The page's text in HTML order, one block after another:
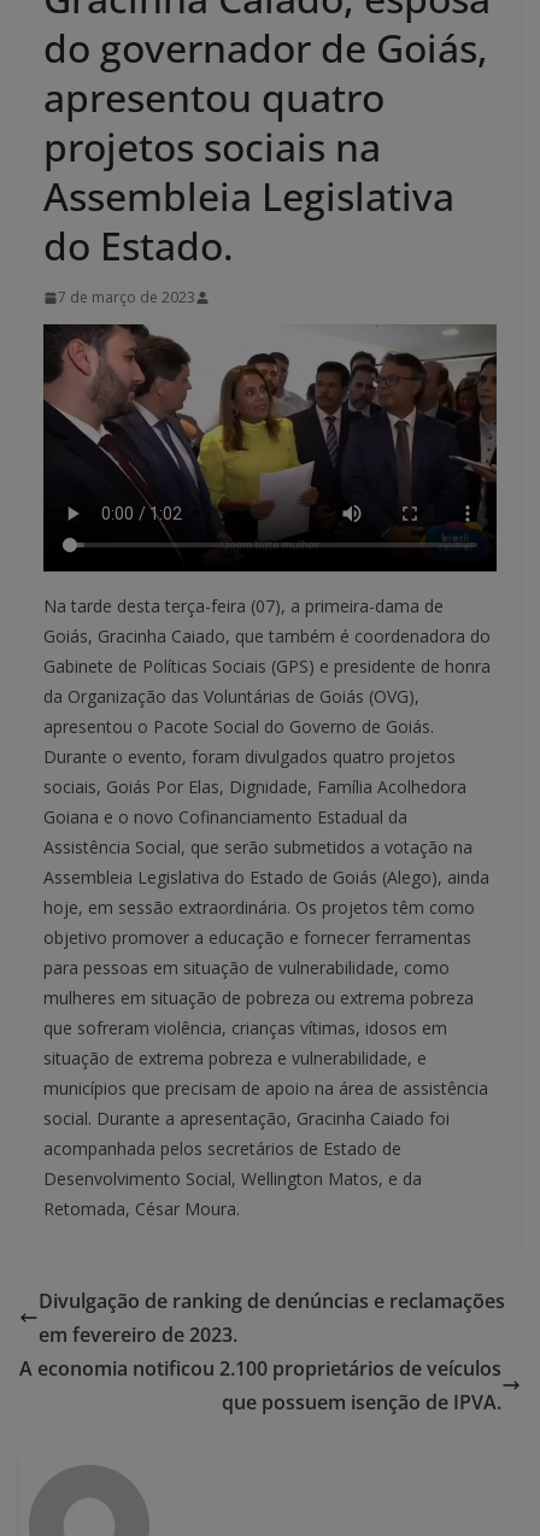
do governador de Goiás,
apresentou quatro
projetos sociais na
Assembleia Legislativa
do Estado.
7 de março de 2023
Na tarde desta terça-feira (07), a primeira-dama de
Goiás, Gracinha Caiado, que também é coordenadora do
Gabinete de Políticas Sociais (GPS) e presidente de honra
da Organização das Voluntárias de Goiás (OVG),
apresentou o Pacote Social do Governo de Goiás.
Durante o evento, foram divulgados quatro projetos
sociais, Goiás Por Elas, Dignidade, Família Acolhedora
Goiana e o novo Cofinanciamento Estadual da
Assistência Social, que serão submetidos a votação na
Assembleia Legislativa do Estado de Goiás (Alego), ainda
hoje, em sessão extraordinária. Os projetos têm como
objetivo promover a educação e fornecer ferramentas
para pessoas em situação de vulnerabilidade, como
mulheres em situação de pobreza ou extrema pobreza
que sofreram violência, crianças vítimas, idosos em
situação de extrema pobreza e vulnerabilidade, e
municípios que precisam de apoio na área de assistência
social. Durante a apresentação, Gracinha Caiado foi
acompanhada pelos secretários de Estado de
Desenvolvimento Social, Wellington Matos, e da
Retomada, César Moura.
Divulgação de ranking de denúncias e reclamações
em fevereiro de 2023.
A economia notificou 2.100 proprietários de veículos
que possuem isenção de IPVA.